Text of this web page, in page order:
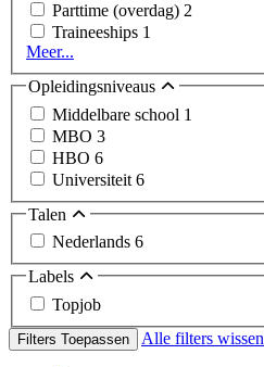
Parttime (overdag) 2
Traineeships 1
Meer...
Opleidingsniveaus
Middelbare school 1
MBO 3
HBO 6
Universiteit 6
Talen
Nederlands 6
Labels
Topjob
Filters Toepassen Alle filters wissen